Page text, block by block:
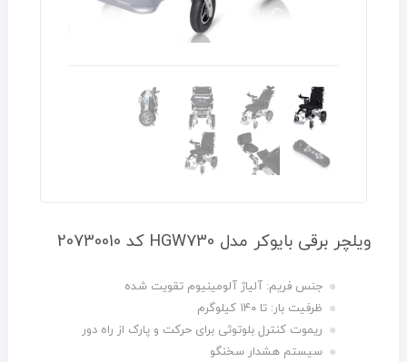
ویلچر برقی بایوکر مدل HGW730 کد 20730010
جنس فریم: آلیاژ آلومینیوم تقویت شده
ظرفیت بار: تا ۱۴۰ کیلوگرم
ریموت کنترل بلوتوثی برای حرکت و پارک از راه دور
سیستم هشدار سخنگو